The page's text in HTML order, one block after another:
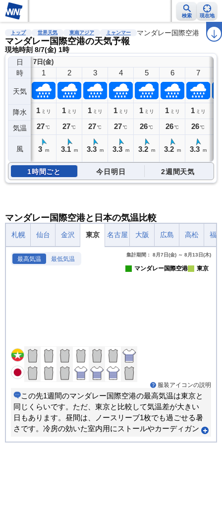
検索 現在地
雨雲レーダー 台風情報 地震情報 警報・注意報 2週間天気 ラ
トップ 世界天気 東南アジア ミャンマー マンダレー国際空港
マンダレー国際空港の天気予報
現地時刻 8/7(金) 1時
日
時
天気
降水
気温
風
7日(金)
1
1 ミリ
27℃
3 m
2
1 ミリ
27℃
3.1 m
3
1 ミリ
27℃
3.3 m
4
1 ミリ
27℃
3.3 m
5
1 ミリ
26℃
3.2 m
6
1 ミリ
26℃
3.2 m
7
1 ミリ
26℃
3.3 m
1時間ごと 今日明日 2週間天気
マンダレー国際空港と日本の気温比較
札幌 仙台 金沢 東京 名古屋 大阪 広島 高松 福
最高気温 最低気温
集計期間： 8月7日(金) ～ 8月13日(木)
マンダレー国際空港 東京
服装アイコンの説明
この先1週間のマンダレー国際空港の最高気温は東京と
同じくらいです。ただ、東京と比較して気温差が大きい
日もあります。昼間は、ノースリーブ1枚でも過ごせる暑
さです。冷房の効いた室内用にストールやカーディガン